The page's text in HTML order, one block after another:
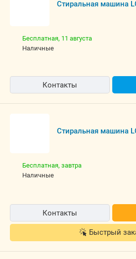
Стиральная машина
Бесплатная, 11 августа
наличные
Контакты
Стиральная машина
Бесплатная, завтра
наличные
Контакты
Быстрый